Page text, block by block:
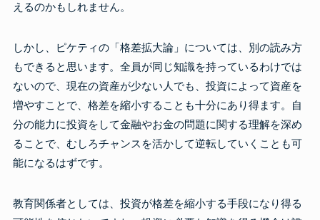
えるのかもしれません。
しかし、ピケティの「格差拡大論」については、別の読み方
もできると思います。全員が同じ知識を持っているわけでは
ないので、現在の資産が少ない人でも、投資によって資産を
増やすことで、格差を縮小することも十分にあり得ます。自
分の能力に投資をして金融やお金の問題に関する理解を深め
ることで、むしろチャンスを活かして逆転していくことも可
能になるはずです。
教育関係者としては、投資が格差を縮小する手段になり得る